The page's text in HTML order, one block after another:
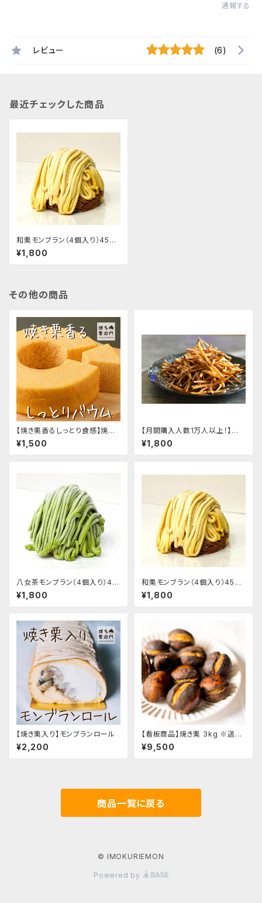
通報する
レビュー (6)
最近チェックした商品
和栗モンブラン（4個入り）450
円/1個
¥1,800
その他の商品
【焼き栗香るしっとり食感】焼き
栗バウムクーヘン
¥1,500
【月間購入人数1万人以上！】芋
けんぴ 400g
¥1,800
八女茶モンブラン（4個入り）45
0円/1個
¥1,800
和栗モンブラン（4個入り）450
円/1個
¥1,800
【焼き栗入り】モンブランロール
¥2,200
【看板商品】焼き栗 3kg ※送料
無料商品です
¥9,500
商品一覧に戻る
© IMOKURIEMON
Powered by